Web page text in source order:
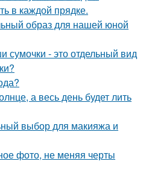
в каждой прядке.
образ для нашей юной
- это отдельный вид
а весь день будет лить
выбор для макияжа и
фото, не меняя черты